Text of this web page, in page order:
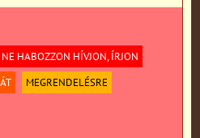
HABOZZON HÍVJON, ÍRJON
MEGRENDELÉSRE